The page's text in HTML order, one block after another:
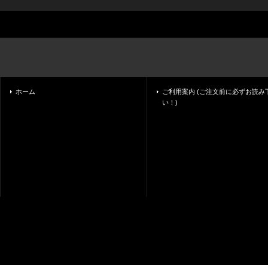
ホーム
ご利用案内 (ご注文前に必ずお読み
い！)